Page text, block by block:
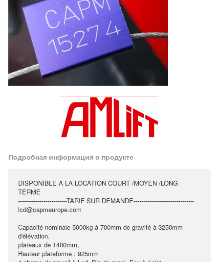
Подробная информация о продукте
DISPONIBLE A LA LOCATION COURT /MOYEN /LONG
TERME
-------------------------TARIF SUR DEMANDE-------------------------------
lcd@capmeurope.com
Capacité nominale 5000kg à 700mm de gravité à 3250mm
d'élévation.
plateaux de 1400mm,
Hauteur plateforme : 925mm